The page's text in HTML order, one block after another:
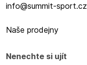
info@summit-sport.cz
Naše prodejny
Nenechte si ujít